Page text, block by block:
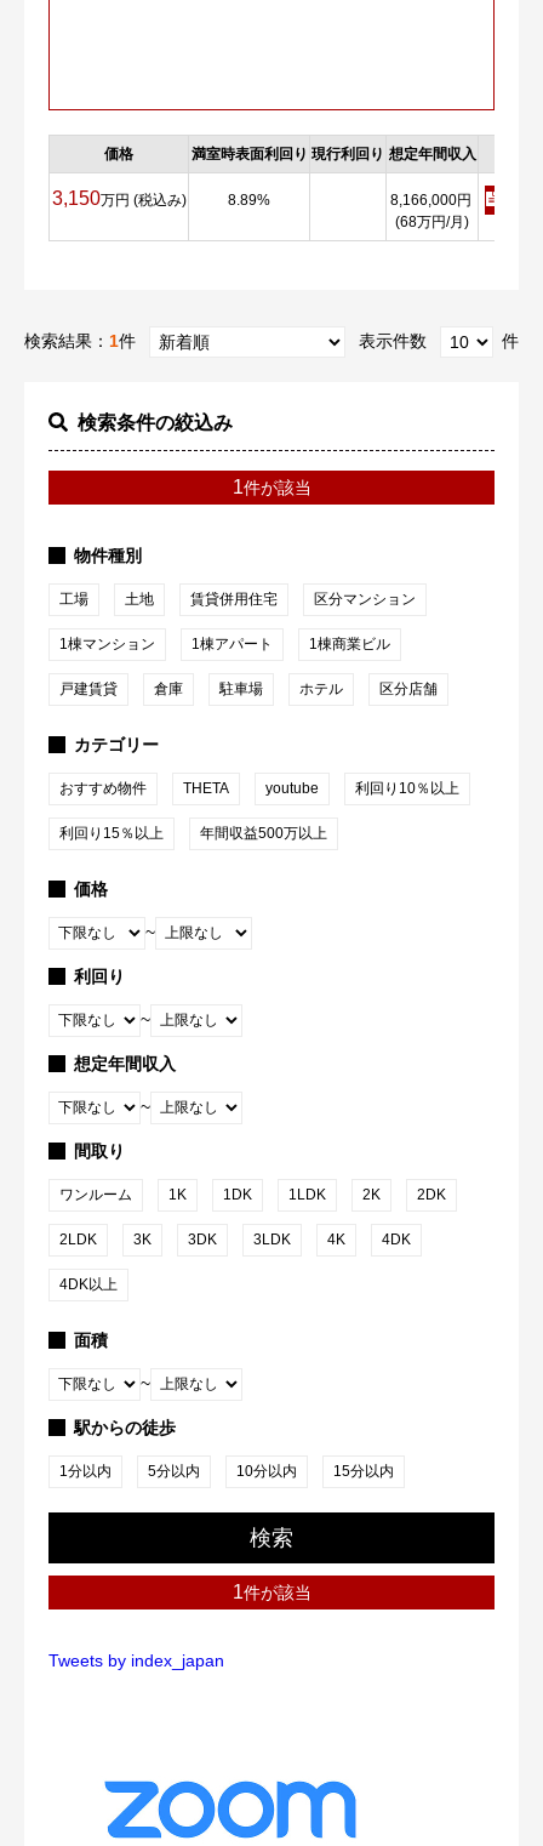
検索条件の絞込み
1件が該当
物件種別
工場 土地 賃貸併用住宅 区分マンション
1棟マンション 1棟アパート 1棟商業ビル
戸建賃貸 倉庫 駐車場 ホテル 区分店舗
カテゴリー
おすすめ物件 THETA youtube 利回り10％以上
利回り15％以上 年間収益500万以上
価格
~
利回り
~
想定年間収入
~
間取り
ワンルーム 1K 1DK 1LDK 2K 2DK
2LDK 3K 3DK 3LDK 4K 4DK
4DK以上
面積
~
駅からの徒歩
1分以内 5分以内 10分以内 15分以内
検索
1件が該当
Tweets by index_japan
価格 満室時表面利回り 現行利回り 想定年間収入
3,150万円 (税込み) 8.89%
8,166,000円
(68万円/月)
検索結果： 1件 表示件数 件